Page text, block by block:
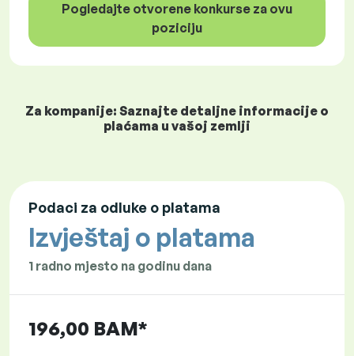
Pogledajte otvorene konkurse za ovu
poziciju
Za kompanije: Saznajte detaljne informacije o
plaćama u vašoj zemlji
Podaci za odluke o platama
Izvještaj o platama
1 radno mjesto na godinu dana
196,00 BAM*